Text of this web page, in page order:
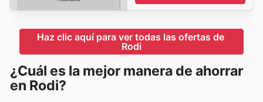
Haz clic aquí para ver todas las ofertas de
Rodi
¿Cuál es la mejor manera de ahorrar
en Rodi?